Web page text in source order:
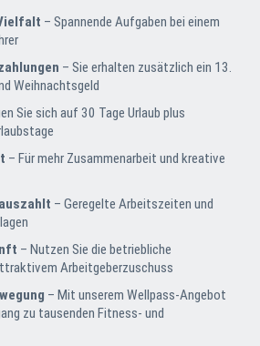
– Spannende Aufgaben bei einem
– Sie erhalten zusätz­lich ein 13.
Weihnachtsgeld
Sie sich auf 30 Tage Urlaub plus
– Für mehr Zusammenarbeit und kreative
– Geregelte Arbeits­zeiten und
– Nutzen Sie die betrieb­liche
Arbeitgeber­zuschuss
– Mit unserem Wellpass-Angebot
zu tausenden Fitness- und